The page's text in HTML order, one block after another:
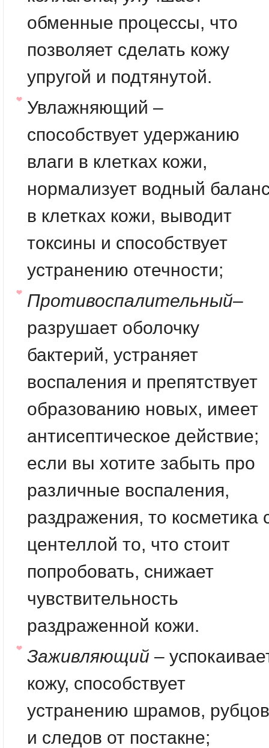
обменные процессы, что
позволяет сделать кожу
упругой и подтянутой.
Увлажняющий –
способствует удержанию
влаги в клетках кожи,
нормализует водный
в клетках кожи, выводит
токсины и способствует
устранению отечности;
Противоспалительный–
разрушает оболочку
бактерий, устраняет
воспаления и препятствует
образованию новых, имеет
антисептическое действие;
если вы хотите забыть про
различные воспаления,
раздражения, то косметика
центеллой то, что стоит
попробовать, снижает
чувствительность
раздраженной кожи.
Заживляющий –
кожу, способствует
устранению шрамов, рубцов
и следов от постакне;